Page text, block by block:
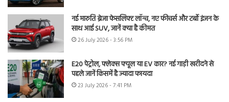
नई मारुति ब्रेजा फेसलिफ्ट लॉन्च, नए फीचर्स और टर्बो इंजन के
साथ आई SUV, जानें क्या है कीमत
26 July 2026 - 3:56 PM
E20 पेट्रोल, फ्लेक्स फ्यूल या EV कार? नई गाड़ी खरीदने से
पहले जानें किसमें है ज्यादा फायदा
23 July 2026 - 7:41 PM